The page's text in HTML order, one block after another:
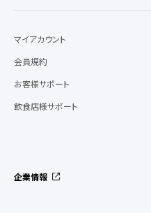
マイアカウント
会員規約
お客様サポート
飲食店様サポート
企業情報